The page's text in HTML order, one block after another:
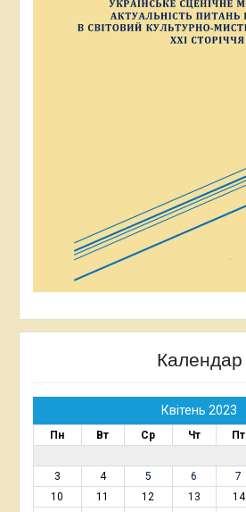
Календар
Квітень 2023
Пн Вт Ср Чт Пт
3
4 5 6 7
10
11 12 13 14